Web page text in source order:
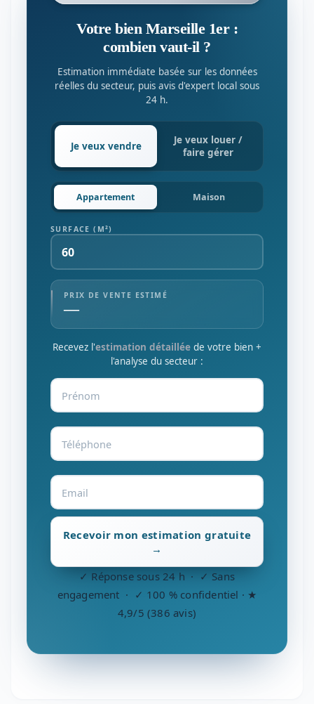
Votre bien Marseille 1er :
combien vaut-il ?
Estimation immédiate basée sur les données
réelles du secteur, puis avis d'expert local sous
24 h.
Je veux vendre Je veux louer /
faire gérer
Appartement Maison
SURFACE (M²)
PRIX DE VENTE ESTIMÉ
—
Recevez l'estimation détaillée de votre bien +
l'analyse du secteur :
Recevoir mon estimation gratuite
→
✓ Réponse sous 24 h · ✓ Sans
engagement · ✓ 100 % confidentiel · ★
4,9/5 (386 avis)